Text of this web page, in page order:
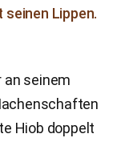
Lippen.
an seinem
Hiob doppelt